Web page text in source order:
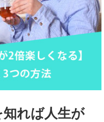
知れば人生が